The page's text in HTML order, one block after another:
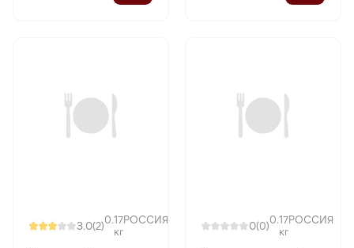
3.0(2)0.17
кг
РОССИЯ 0(0)0.17
кг
РОССИЯ